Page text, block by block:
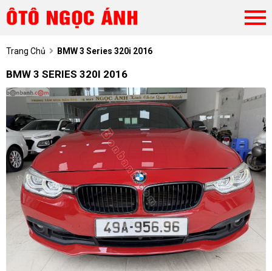
Trang Chủ BMW 3 Series 320i 2016
BMW 3 SERIES 320I 2016